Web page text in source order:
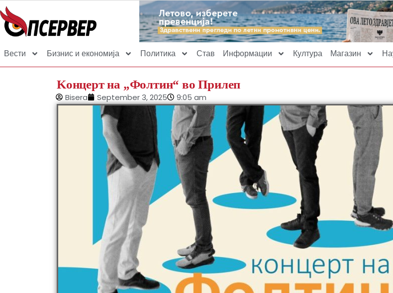
Вести Бизнис и економија Политика Став Информации Култура Магазин
Kонцерт на „Фолтин“ во Прилеп
Bisera September 3, 2025 9:05 am